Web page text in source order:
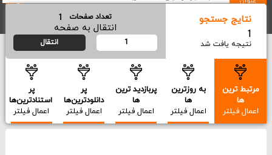
نتایج جستجو
1
نتیجه یافت شد
مرتبط ترین
ها
اعمال فیلتر
به روزترین
ها
اعمال فیلتر
پربازدید ترین
ها
اعمال فیلتر
پر
دانلودترین‌ها
اعمال فیلتر
پر
استنادترین‌ها
اعمال فیلتر
تعداد صفحات 1
انتقال به صفحه